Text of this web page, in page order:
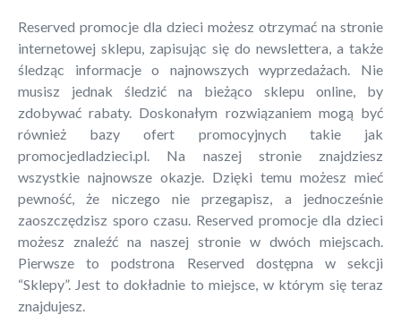
Reserved promocje dla dzieci możesz otrzymać na stronie
internetowej sklepu, zapisując się do newslettera, a także
śledząc informacje o najnowszych wyprzedażach. Nie
musisz jednak śledzić na bieżąco sklepu online, by
zdobywać rabaty. Doskonałym rozwiązaniem mogą być
również bazy ofert promocyjnych takie jak
promocjedladzieci.pl. Na naszej stronie znajdziesz
wszystkie najnowsze okazje. Dzięki temu możesz mieć
pewność, że niczego nie przegapisz, a jednocześnie
zaoszczędzisz sporo czasu. Reserved promocje dla dzieci
możesz znaleźć na naszej stronie w dwóch miejscach.
Pierwsze to podstrona Reserved dostępna w sekcji
“Sklepy”. Jest to dokładnie to miejsce, w którym się teraz
znajdujesz.